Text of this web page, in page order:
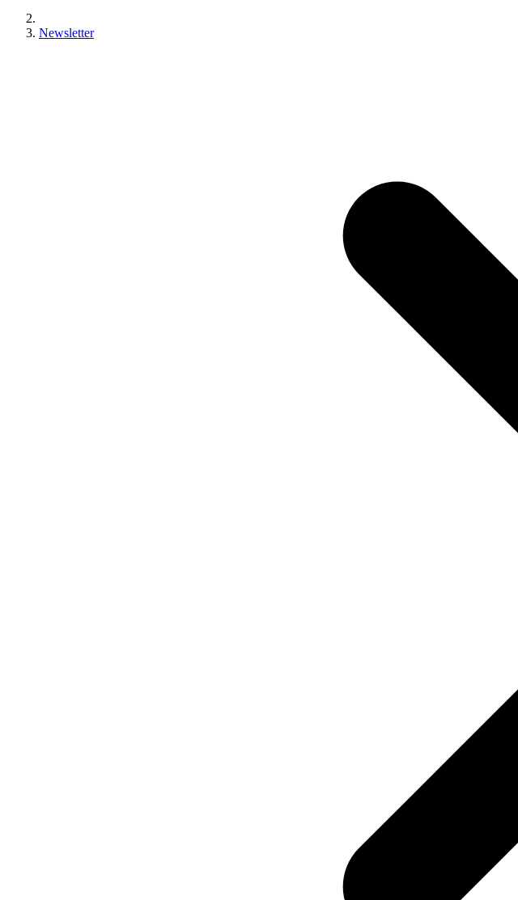
Newsletter